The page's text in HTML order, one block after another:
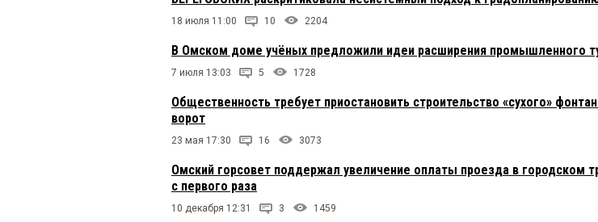
18 июля 11:00 10 2204
В Омском доме учёных предложили идеи расширения промышленного
7 июля 13:03 5 1728
Общественность требует приостановить строительство «сухого»
ворот
23 мая 17:30 16 3073
Омский горсовет поддержал увеличение оплаты проезда в городском
с первого раза
10 декабря 12:31 3 1459